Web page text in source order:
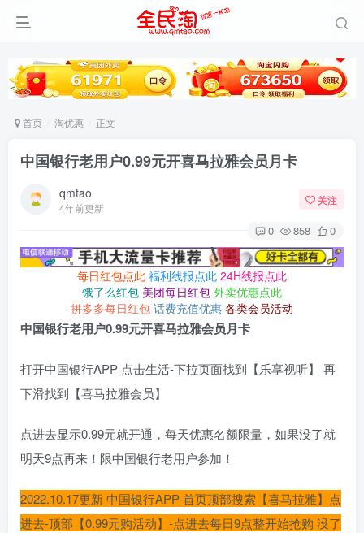
首页 淘优惠 正文
中国银行老用户0.99元开喜马拉雅会员月卡
qmtao
4年前更新
关注
0 858 0
每日红包点此 福利线报点此 24H线报点此
饿了么红包 美团每日红包 外卖优惠点此
拼多多每日红包 话费充值优惠 各类会员活动
中国银行老用户0.99元开喜马拉雅会员月卡
打开中国银行APP 点击生活-下拉页面找到【乐享视听】 再
下滑找到【喜马拉雅会员】
点进去显示0.99元就开通，每天优惠名额限量，如果没了就
明天9点再来！限中国银行老用户参加！
2022.10.17更新 中国银行APP-首页顶部搜索【喜马拉雅】点
进去-顶部【0.99元购活动】-点进去每日9点整开始抢购 没了